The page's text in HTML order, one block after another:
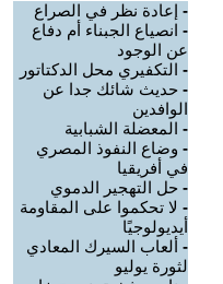
- إعادة نظر في الصراع
- انصياع الجبناء أم دفاع
عن الوجود
- التكفيري محل الدكتاتور
- حديث شائك جدا عن
الوافدين
- المعضلة الشبابية
- وضاع النفوذ المصري
في أفريقيا
- حل التهجير الدموي
- لا تحكموا على المقاومة
أيديولوجيًا
- ألعاب السيرك المعادي
لثورة يوليو